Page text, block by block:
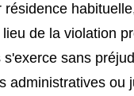
résidence
de la violation
sans
administratives ou